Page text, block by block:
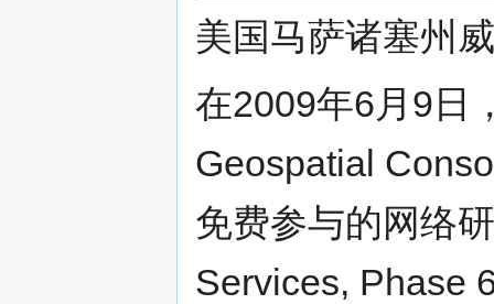
美国马萨诸塞州
在2009年6月9日
Geospatial
免费参与的网络
Services, Phase